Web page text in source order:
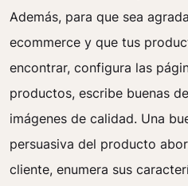
Además, para que sea
ecommerce y que tus
encontrar, configura las
productos, escribe buenas
imágenes de calidad. Una
persuasiva del producto
cliente, enumera sus